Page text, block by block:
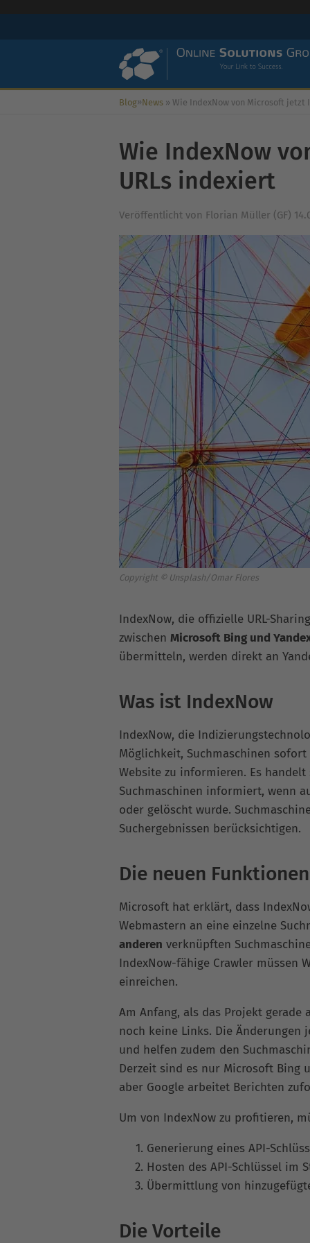
Blog»News » Wie IndexNow von Microsoft jetzt Ihre URLs
Wie IndexNow
URLs indexiert
Veröffentlicht von Florian Müller (GF)
Copyright © Unsplash/Omar Flores
IndexNow, die offizielle URL-
zwischen Microsoft Bing und
übermitteln, werden direkt an
Was ist IndexNow
IndexNow, die
Möglichkeit, Suchmaschinen
Website zu informieren. Es
Suchmaschinen informiert, wenn
oder gelöscht wurde.
Suchergebnissen berücksichtigen.
Die neuen
Microsoft hat erklärt, dass
Webmastern an eine einzelne
anderen verknüpften
IndexNow-fähige Crawler müssen
einreichen.
Am Anfang, als das Projekt
noch keine Links. Die Änderungen
und helfen zudem den
Derzeit sind es nur Microsoft Bing
aber Google arbeitet Berichten
Um von IndexNow zu profitieren,
Generierung eines API-
Hosten des API-Schlüssel im
Übermittlung von
Die Vorteile